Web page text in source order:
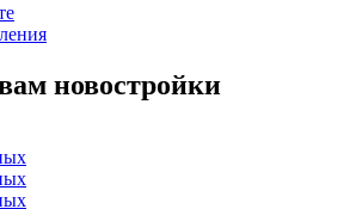
новостройки